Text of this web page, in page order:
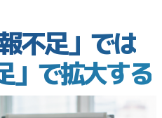
不足」では
」で拡大する